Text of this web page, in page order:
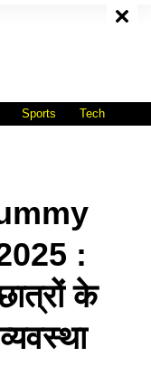
Sports Tech
:
के